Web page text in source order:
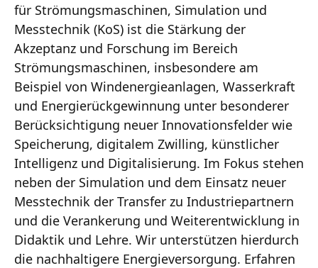
für Strömungsmaschinen, Simulation und
Messtechnik (KoS) ist die Stärkung der
Akzeptanz und Forschung im Bereich
Strömungsmaschinen, insbesondere am
Beispiel von Windenergieanlagen, Wasserkraft
und Energierückgewinnung unter besonderer
Berücksichtigung neuer Innovationsfelder wie
Speicherung, digitalem Zwilling, künstlicher
Intelligenz und Digitalisierung. Im Fokus stehen
neben der Simulation und dem Einsatz neuer
Messtechnik der Transfer zu Industriepartnern
und die Verankerung und Weiterentwicklung in
Didaktik und Lehre. Wir unterstützen hierdurch
die nachhaltigere Energieversorgung. Erfahren